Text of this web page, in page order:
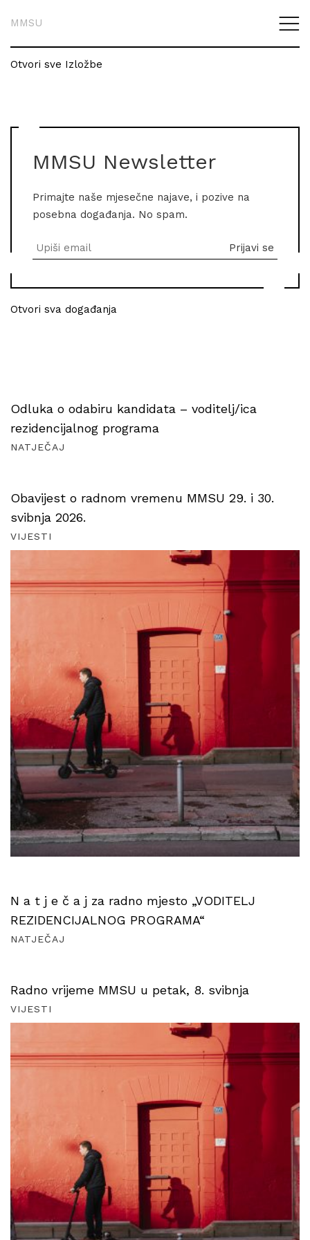
MMSU
Otvori sve Izložbe
MMSU Newsletter
Primajte naše mjesečne najave, i pozive na
posebna događanja. No spam.
Otvori sva događanja
Odluka o odabiru kandidata – voditelj/ica
rezidencijalnog programa
NATJEČAJ
Obavijest o radnom vremenu MMSU 29. i 30.
svibnja 2026.
VIJESTI
N a t j e č a j za radno mjesto „VODITELJ
REZIDENCIJALNOG PROGRAMA“
NATJEČAJ
Radno vrijeme MMSU u petak, 8. svibnja
VIJESTI